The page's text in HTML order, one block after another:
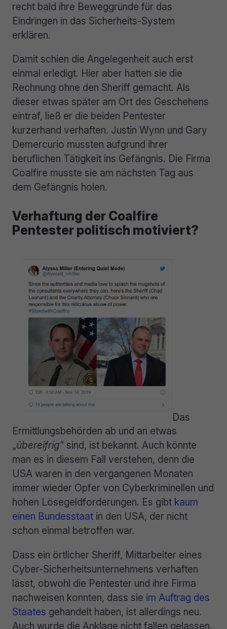
recht bald ihre Beweggründe für das
Eindringen in das Sicherheits-System
erklären.
Damit schien die Angelegenheit auch erst
einmal erledigt. Hier aber hatten sie die
Rechnung ohne den Sheriff gemacht. Als
dieser etwas später am Ort des Geschehens
eintraf, ließ er die beiden Pentester
kurzerhand verhaften. Justin Wynn und Gary
Demercurio mussten aufgrund ihrer
beruflichen Tätigkeit ins Gefängnis. Die Firma
Coalfire musste sie am nächsten Tag aus
dem Gefängnis holen.
Verhaftung der Coalfire
Pentester politisch motiviert?
Das
Ermittlungsbehörden ab und an etwas
„übereifrig“ sind, ist bekannt. Auch könnte
man es in diesem Fall verstehen, denn die
USA waren in den vergangenen Monaten
immer wieder Opfer von Cyberkriminellen und
hohen Lösegeldforderungen. Es gibt kaum
einen Bundesstaat in den USA, der nicht
schon einmal betroffen war.
Dass ein örtlicher Sheriff, Mittarbeiter eines
Cyber-Sicherheitsunternehmens verhaften
lässt, obwohl die Pentester und ihre Firma
nachweisen konnten, dass sie im Auftrag des
Staates gehandelt haben, ist allerdings neu.
Auch wurde die Anklage nicht fallen gelassen.